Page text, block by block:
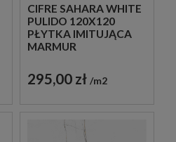
CIFRE SAHARA WHITE
PULIDO 120X120
PŁYTKA IMITUJĄCA
MARMUR
295,00 zł m2